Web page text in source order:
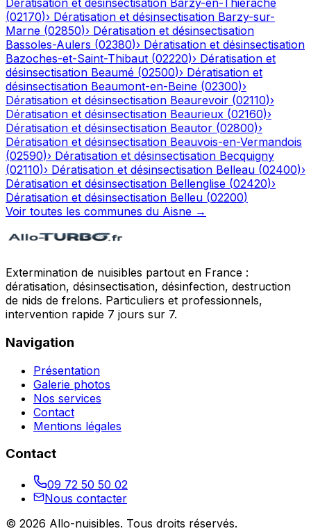
Dératisation et désinsectisation Barzy-en-Thiérache
(02170)› Dératisation et désinsectisation Barzy-sur-
Marne (02850)› Dératisation et désinsectisation
Bassoles-Aulers (02380)› Dératisation et désinsectisation
Bazoches-et-Saint-Thibaut (02220)› Dératisation et
désinsectisation Beaumé (02500)› Dératisation et
désinsectisation Beaumont-en-Beine (02300)›
Dératisation et désinsectisation Beaurevoir (02110)›
Dératisation et désinsectisation Beaurieux (02160)›
Dératisation et désinsectisation Beautor (02800)›
Dératisation et désinsectisation Beauvois-en-Vermandois
(02590)› Dératisation et désinsectisation Becquigny
(02110)› Dératisation et désinsectisation Belleau (02400)›
Dératisation et désinsectisation Bellenglise (02420)›
Dératisation et désinsectisation Belleu (02200)
Voir toutes les communes du Aisne →
Extermination de nuisibles partout en France :
dératisation, désinsectisation, désinfection, destruction
de nids de frelons. Particuliers et professionnels,
intervention rapide 7 jours sur 7.
Navigation
Présentation
Galerie photos
Nos services
Contact
Mentions légales
Contact
09 72 50 50 02
Nous contacter
© 2026 Allo-nuisibles. Tous droits réservés.